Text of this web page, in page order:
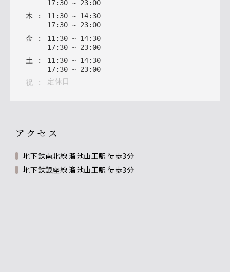
17: 30 ~ 23: 00
木 : 11: 30 ~ 14: 30
17: 30 ~ 23: 00
金 : 11 : 30 ~ 14: 30
17: 30 ~ 23: 00
土 : 11 : 30 ~ 14: 30
17: 30 ~ 23: 00
祝 : 定休日
アクセス
地下鉄南北線 溜池山王駅 徒歩3分
地下鉄銀座線 溜池山王駅 徒歩3分